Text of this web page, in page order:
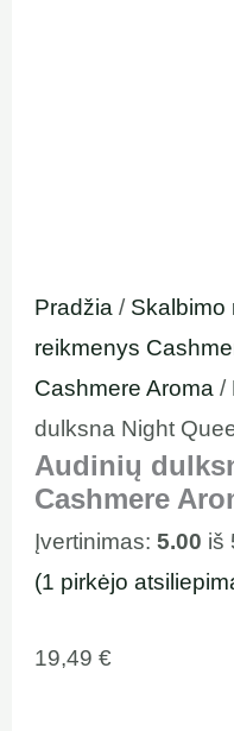
Pradžia / Skalbimo
reikmenys
Cashmere Aroma /
dulksna Night
Audinių
Cashmere
Įvertinimas:5.00 iš
(1 pirkėjo
19,49€